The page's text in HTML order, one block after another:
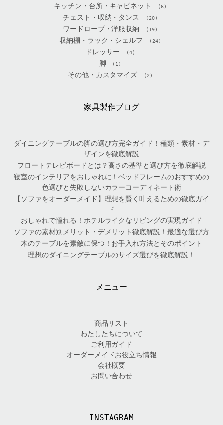
キッチン・台所・キャビネット (6)
チェスト・収納・タンス (20)
ワードローブ・洋服収納 (19)
収納棚・ラック・シェルフ (24)
ドレッサー (4)
脚 (1)
その他・カスタマイズ (2)
家具製作ブログ
ダイニングテーブルの脚の選び方完全ガイド！種類・素材・デ
ザインを徹底解説
フロートテレビボードとは？高さの基準と選び方を徹底解説
寝室のインテリアをおしゃれに！ベッドフレームのおすすめの
色選びと失敗しないカラーコーディネート術
【ソファをオーダーメイド】理想を賢く叶えるための徹底ガイ
ド
おしゃれで憧れる！ホテルライクなリビングの実現ガイド
ソファの素材別メリット・デメリット徹底解説！最適な選び方
木のテーブルを素敵に保つ！お手入れ方法とそのポイント
理想のダイニングテーブルのサイズ選びを徹底解説！
メニュー
商品リスト
わたしたちについて
ご利用ガイド
オーダーメイドお役立ち情報
会社概要
お問い合わせ
INSTAGRAM